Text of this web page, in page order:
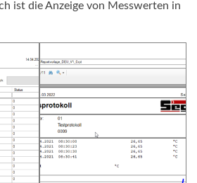
ist die Anzeige von Messwerten in